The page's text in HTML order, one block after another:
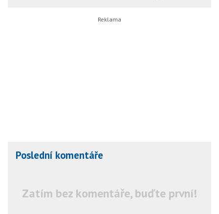
Poslední komentáře
Zatím bez komentáře, buďte první!